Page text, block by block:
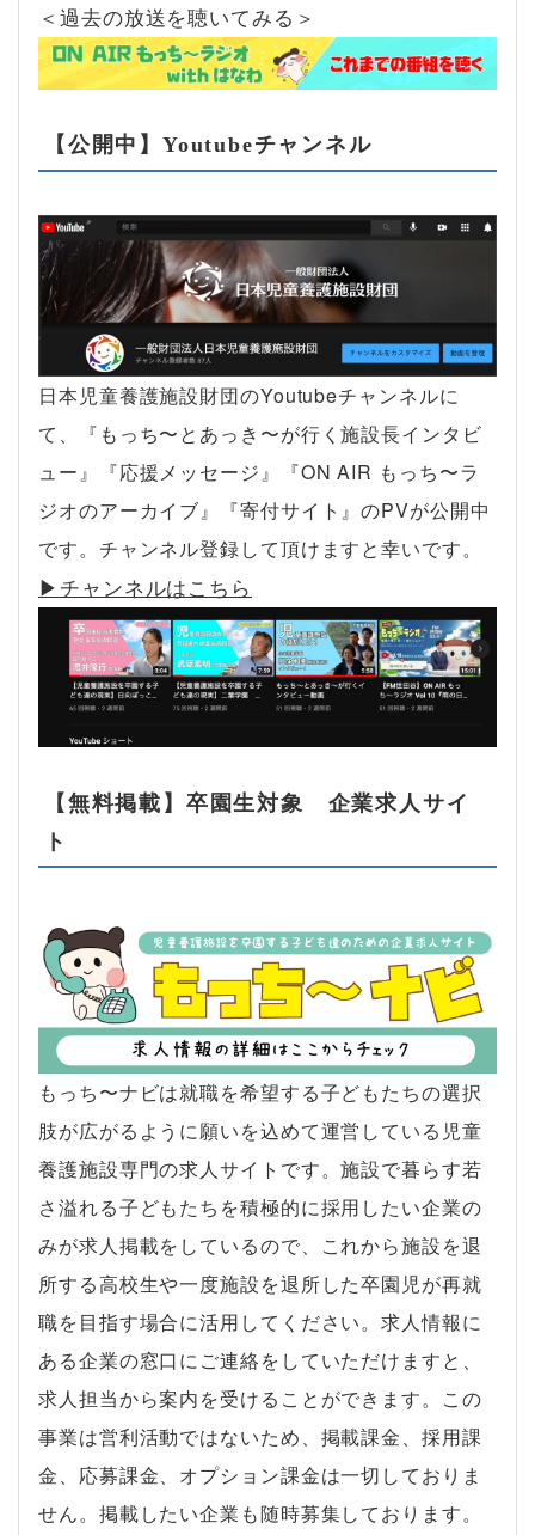
＜過去の放送を聴いてみる＞
【公開中】Youtubeチャンネル
日本児童養護施設財団のYoutubeチャンネルに
て、『もっち〜とあっき〜が行く施設長インタビ
ュー』『応援メッセージ』『ON AIR もっち〜ラ
ジオのアーカイブ』『寄付サイト』のPVが公開中
です。チャンネル登録して頂けますと幸いです。
▶︎チャンネルはこちら
【無料掲載】卒園生対象 企業求人サイ
ト
もっち〜ナビは就職を希望する子どもたちの選択
肢が広がるように願いを込めて運営している児童
養護施設専門の求人サイトです。施設で暮らす若
さ溢れる子どもたちを積極的に採用したい企業の
みが求人掲載をしているので、これから施設を退
所する高校生や一度施設を退所した卒園児が再就
職を目指す場合に活用してください。求人情報に
ある企業の窓口にご連絡をしていただけますと、
求人担当から案内を受けることができます。この
事業は営利活動ではないため、掲載課金、採用課
金、応募課金、オプション課金は一切しておりま
せん。掲載したい企業も随時募集しております。